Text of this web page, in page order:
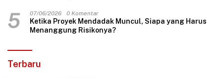
Harga Jual
5 07/06/2026 0 Komentar
Ketika Proyek Mendadak Muncul, Siapa yang Harus
Menanggung Risikonya?
Terbaru